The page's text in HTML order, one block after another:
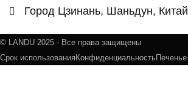
Город Цзинань, Шаньдун, Китай
© LANDU 2025 - Все права защищены
Срок использованияКонфиденциальностьПеченье